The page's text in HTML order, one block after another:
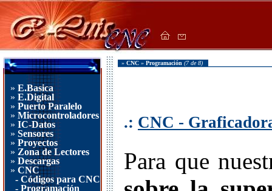
» E.Basica
» E.Digital
» Puerto Paralelo
» Microcontroladores
» IC-Datos
» Sensores
» Proyectos
» Zona de Lectores
» Descargas
» CNC
- Códigos para CNC
- Programación
» CNC » Programación (7 de 8)
.: CNC -
Para que